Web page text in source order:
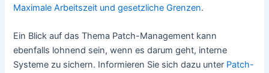
Maximale Arbeitszeit und gesetzliche Grenzen.
Ein Blick auf das Thema Patch-Management kann
ebenfalls lohnend sein, wenn es darum geht, interne
Systeme zu sichern. Informieren Sie sich dazu unter Patch-